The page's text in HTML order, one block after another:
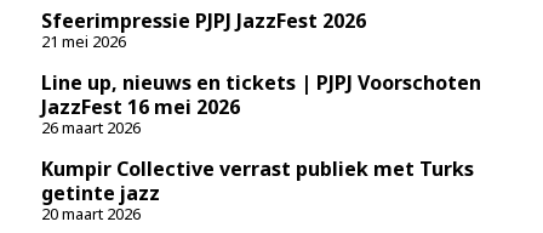
Sfeerimpressie PJPJ JazzFest 2026
21 mei 2026
Line up, nieuws en tickets | PJPJ Voorschoten
JazzFest 16 mei 2026
26 maart 2026
Kumpir Collective verrast publiek met Turks
getinte jazz
20 maart 2026